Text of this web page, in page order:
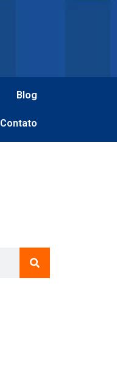
Blog
Contato